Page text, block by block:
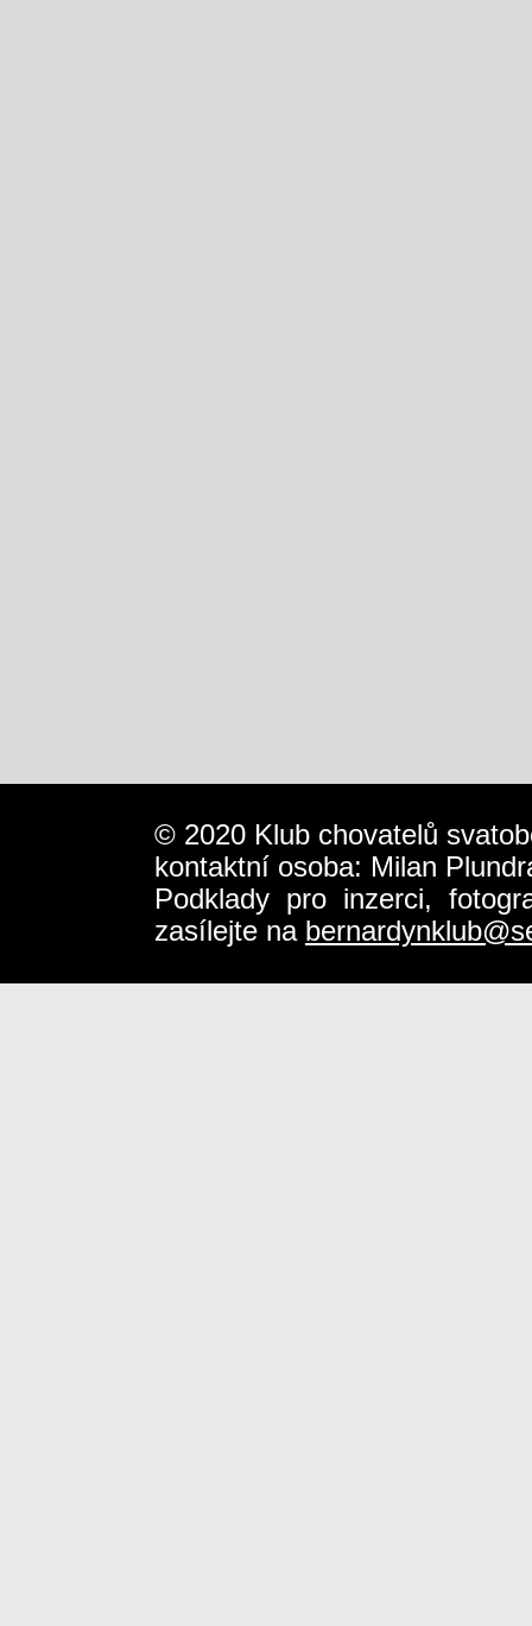
© 2020 Klub chovatelů
kontaktní osoba: Milan
Podklady pro inzerci,
zasílejte na